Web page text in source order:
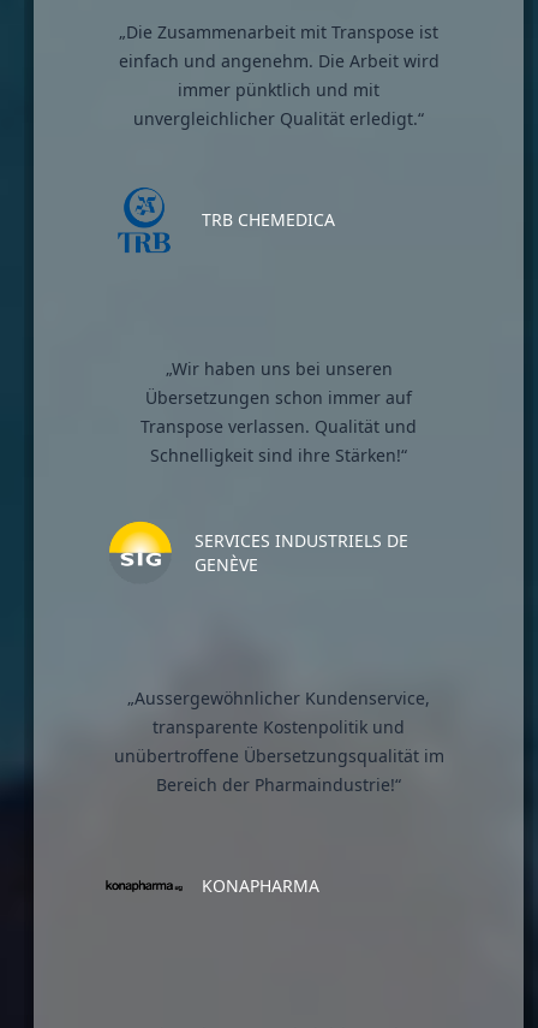
„Die Zusammenarbeit mit Transpose ist
einfach und angenehm. Die Arbeit wird
immer pünktlich und mit
unvergleichlicher Qualität erledigt.“
TRB CHEMEDICA
„Wir haben uns bei unseren
Übersetzungen schon immer auf
Transpose verlassen. Qualität und
Schnelligkeit sind ihre Stärken!“
SERVICES INDUSTRIELS DE
GENÈVE
„Aussergewöhnlicher Kundenservice,
transparente Kostenpolitik und
unübertroffene Übersetzungsqualität im
Bereich der Pharmaindustrie!“
KONAPHARMA